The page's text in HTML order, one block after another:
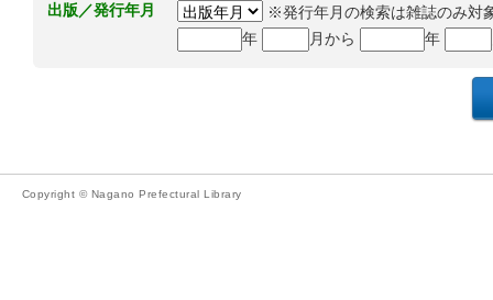
出版／発行年月
※発行年月の検索は雑誌のみ対
年
月から 年
Copyright © Nagano Prefectural Library